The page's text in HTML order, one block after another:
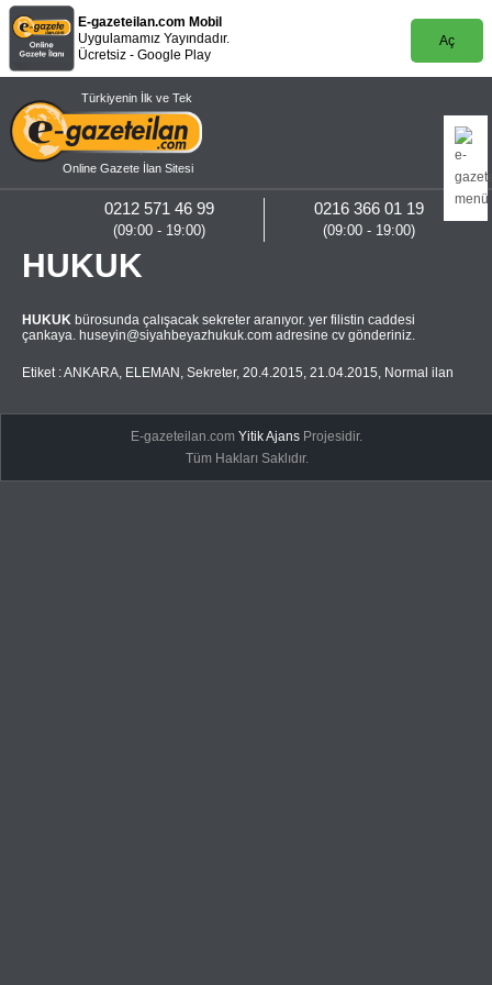
E-gazeteilan.com Mobil
Uygulamamız Yayındadır.
Ücretsiz - Google Play
Aç
Türkiyenin İlk ve Tek
Online Gazete İlan Sitesi
0216 366 01 19
(09:00 - 19:00)
0212 571 46 99
(09:00 - 19:00)
HUKUK
HUKUK bürosunda çalışacak sekreter aranıyor. yer filistin caddesi
çankaya. huseyin@siyahbeyazhukuk.com adresine cv gönderiniz.
Etiket :ANKARA, ELEMAN , Sekreter, 20.4.2015, 21.04.2015, Normal ilan
E-gazeteilan.comYitik Ajans Projesidir.
Tüm Hakları Saklıdır.